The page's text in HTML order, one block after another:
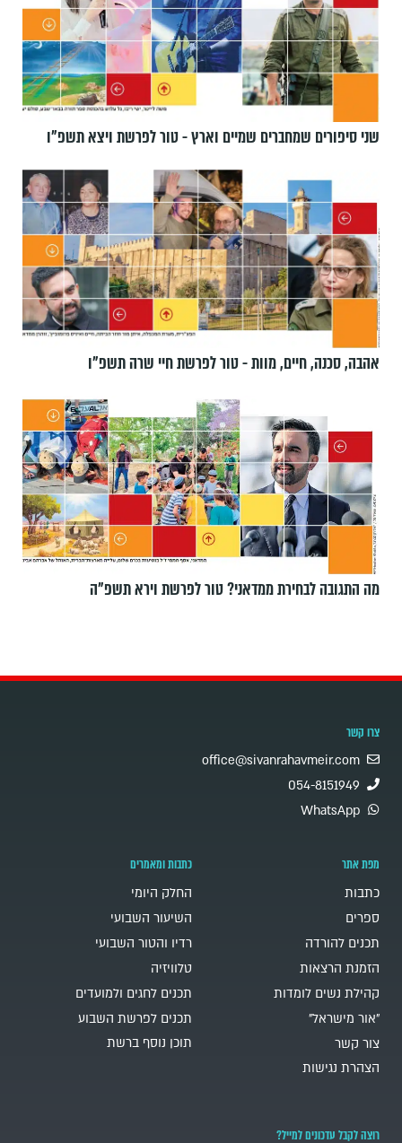
שני סיפורים שמחברים שמיים וארץ - טור לפרשת ויצא תשפ"ו
אהבה, סכנה, חיים, מוות - טור לפרשת חיי שרה תשפ"ו
מה התגובה לבחירת ממדאני? טור לפרשת וירא תשפ"ה
צרו קשר
office@sivanrahavmeir.com
054-8151949
WhatsApp
מפת אתר
כתבות
ספרים
תכנים להורדה
הזמנת הרצאות
קהילת נשים לומדות
"אור מישראל"
צור קשר
הצהרת נגישות
כתבות ומאמרים
החלק היומי
השיעור השבועי
רדיו והטור השבועי
טלוויזיה
תכנים לחגים ולמועדים
תכנים לפרשת השבוע
תוכן נוסף ברשת
רוצה לקבל עדכונים למייל?